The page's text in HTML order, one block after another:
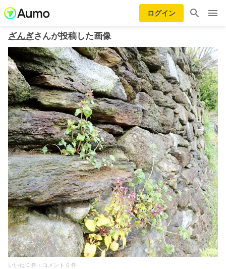
ログイン
ざんぎさんが投稿した画像
いいね 0 件・コメント 0 件